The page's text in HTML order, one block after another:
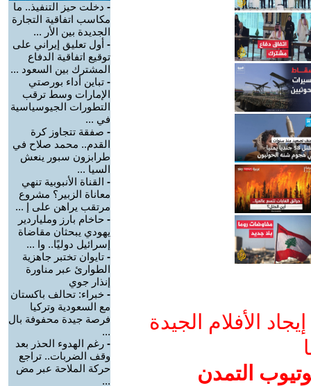
الأفلام الجيدة
التمدن
- دخلت حيز التنفيذ.. ما
مكاسب اتفاقية التجارة
الجديدة بين الأر ...
- أول تعليق إيراني على
توقيع اتفاقية الدفاع
المشترك بين السعود ...
- تباين أداء بورصتي
الإمارات وسط ترقب
التطورات الجيوسياسية
في ...
- صفقة تتجاوز كرة
القدم.. محمد صلاح في
طرابزون سبور ينعش
السيا ...
- القناة الأنبوبية تنهي
معاناة الزبير؟ مشروع
مرتقب يراهن على إ ...
- حاخام بارز وملياردير
يهودي يبحثان مقاضاة
إسرائيل دوليًا.. وا ...
- تايوان تختبر جاهزية
الطوارئ عبر مناورة
إنذار جوي
- خبراء: تحالف باكستان
مع السعودية وتركيا
فرصة جيدة محفوفة بال
...
- رغم الهدوء الحذر بعد
وقف الضربات.. تراجع
حركة الملاحة عبر مض
...